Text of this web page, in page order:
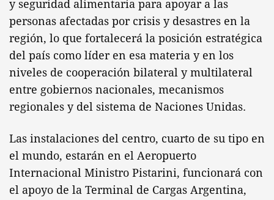
y seguridad alimentaria para apoyar a las
personas afectadas por crisis y desastres en la
región, lo que fortalecerá la posición estratégica
del país como líder en esa materia y en los
niveles de cooperación bilateral y multilateral
entre gobiernos nacionales, mecanismos
regionales y del sistema de Naciones Unidas.
Las instalaciones del centro, cuarto de su tipo en
el mundo, estarán en el Aeropuerto
Internacional Ministro Pistarini, funcionará con
el apoyo de la Terminal de Cargas Argentina,